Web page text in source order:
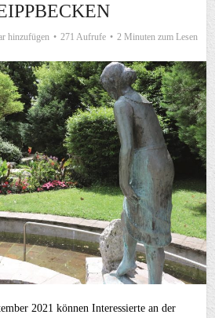
hinzufügen 271 Aufrufe 2 Minuten zum Lesen
2021 können Interessierte an der